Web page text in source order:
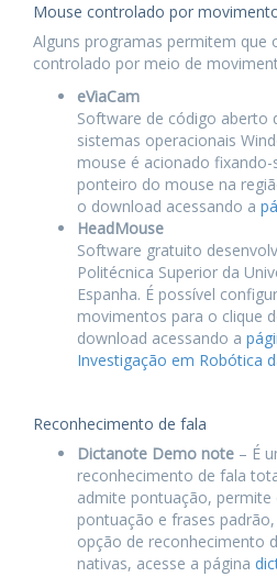
Mouse controlado por
Alguns programas permitem que
controlado por meio de
eViaCam
Software de código aberto
sistemas operacionais
mouse é acionado
ponteiro do mouse na
o download acessando a
HeadMouse
Software gratuito
Politécnica Superior da
Espanha. É possível
movimentos para o clique
download acessando a
Investigação em Robótica
Reconhecimento de fala
Dictanote Demo note – É
reconhecimento de fala
admite pontuação, permite
pontuação e frases
opção de reconhecimento
nativas, acesse a página